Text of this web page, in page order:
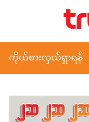
ကိုယ်စားလှယ်ရှာရန်